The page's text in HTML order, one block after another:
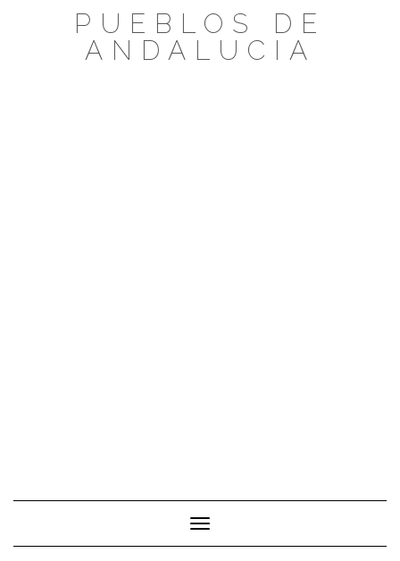
PUEBLOS DE
ANDALUCIA
Cambiar modo de navegación